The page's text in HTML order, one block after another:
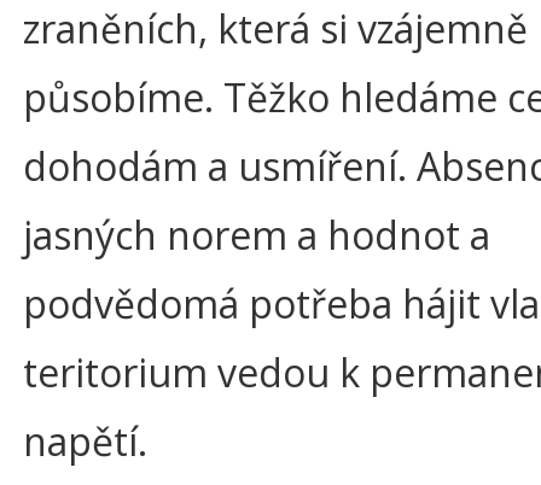
zraněních, která si vzájemně
působíme. Těžko hledáme
dohodám a usmíření.
jasných norem a hodnot a
podvědomá potřeba hájit
teritorium vedou k
napětí.